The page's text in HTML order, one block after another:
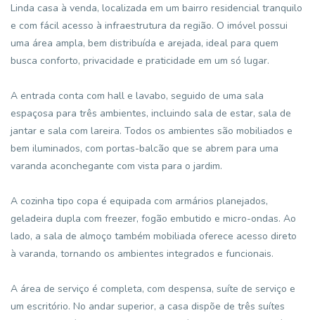
Linda casa à venda, localizada em um bairro residencial tranquilo
e com fácil acesso à infraestrutura da região. O imóvel possui
uma área ampla, bem distribuída e arejada, ideal para quem
busca conforto, privacidade e praticidade em um só lugar.
A entrada conta com hall e lavabo, seguido de uma sala
espaçosa para três ambientes, incluindo sala de estar, sala de
jantar e sala com lareira. Todos os ambientes são mobiliados e
bem iluminados, com portas-balcão que se abrem para uma
varanda aconchegante com vista para o jardim.
A cozinha tipo copa é equipada com armários planejados,
geladeira dupla com freezer, fogão embutido e micro-ondas. Ao
lado, a sala de almoço também mobiliada oferece acesso direto
à varanda, tornando os ambientes integrados e funcionais.
A área de serviço é completa, com despensa, suíte de serviço e
um escritório. No andar superior, a casa dispõe de três suítes